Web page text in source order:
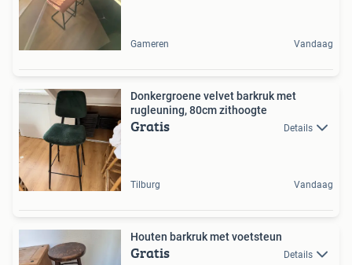
Gameren Vandaag
Donkergroene velvet barkruk met
rugleuning, 80cm zithoogte
Gratis Details
Tilburg Vandaag
Houten barkruk met voetsteun
Gratis Details